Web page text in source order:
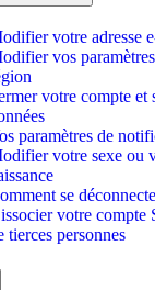
votre adresse
vos
votre compte et
paramètres de
votre sexe ou
se
votre compte
tierces personnes